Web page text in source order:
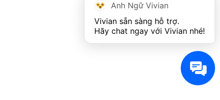
Anh Ngữ Vivian
Vivian sẵn sàng hỗ trợ.
Hãy chat ngay với Vivian nhé!